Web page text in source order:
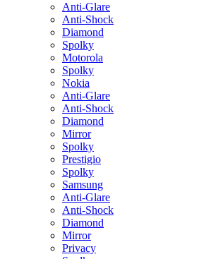
Anti-Glare
Anti-Shock
Diamond
Spolky
Motorola
Spolky
Nokia
Anti-Glare
Anti-Shock
Diamond
Mirror
Spolky
Prestigio
Spolky
Samsung
Anti-Glare
Anti-Shock
Diamond
Mirror
Privacy